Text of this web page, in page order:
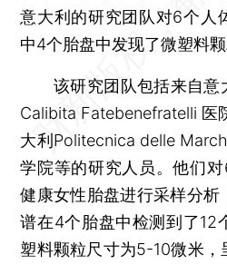
意大利的研究团队对6个人
中4个胎盘中发现了微塑料颗
该研究团队包括来自意
Calibita Fatebenefratelli 医
大利Politecnica delle
学院等的研究人员。他们
健康女性胎盘进行采样分
谱在4个胎盘中检测到了12
塑料颗粒尺寸为5-10微米，